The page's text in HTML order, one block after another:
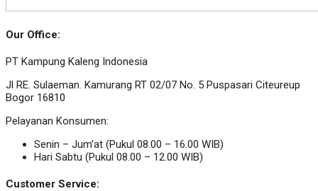
Our Office:
PT Kampung Kaleng Indonesia
Jl RE. Sulaeman. Kamurang RT 02/07 No. 5 Puspasari Citeureup
Bogor 16810
Pelayanan Konsumen:
Senin – Jum’at (Pukul 08.00 – 16.00 WIB)
Hari Sabtu (Pukul 08.00 – 12.00 WIB)
Customer Service: